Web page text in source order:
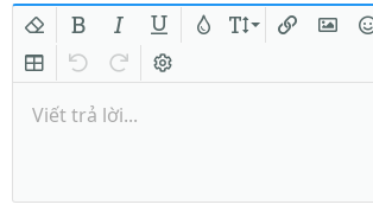
Xóa định dạng
In đậmIn nghiêngGạch chân
Insert table
Quay lạiLàm lại
Viết trả lời...